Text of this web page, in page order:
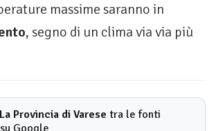
massime saranno in
, segno di un clima via via più
La Provincia di Varese tra le fonti